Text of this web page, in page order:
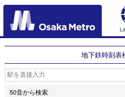
もどる
地下鉄時刻表
50音から検索